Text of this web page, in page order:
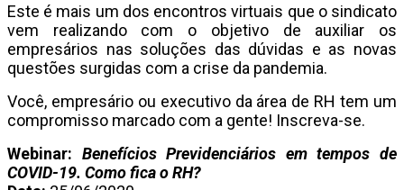
Este é mais um dos encontros virtuais que o sindicato
vem realizando com o objetivo de auxiliar os
empresários nas soluções das dúvidas e as novas
questões surgidas com a crise da pandemia.
Você, empresário ou executivo da área de RH tem um
compromisso marcado com a gente! Inscreva-se.
Webinar: Benefícios Previdenciários em tempos de
COVID-19. Como fica o RH?